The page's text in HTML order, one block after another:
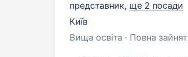
представник, ще 2 посади
Київ
Вища освіта · Повна